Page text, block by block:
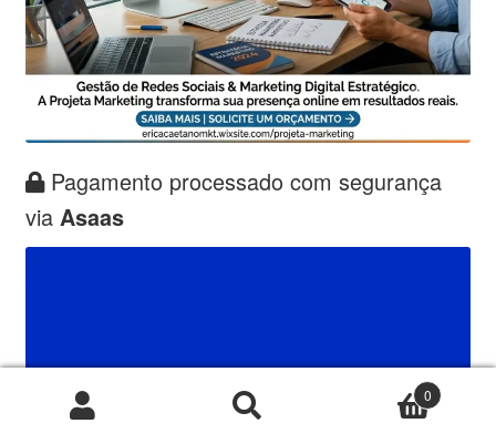
Pagamento processado com segurança
via Asaas
Pesquisar
Pesquisar
0